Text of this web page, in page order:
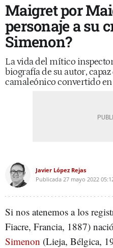
Maigret por
personaje a su
Simenon?
La vida del mítico
biografía de su autor,
camaleónico convertido
Javier López Rejas
Publicada 27 mayo 2022
Si nos atenemos a los
Fiacre, Francia, 1887)
Simenon (Lieja, Bélgica,